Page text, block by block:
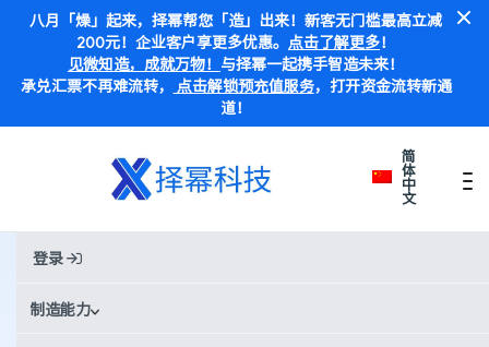
八月「燥」起来，择幂帮您「造」出来！新客无门槛最高立减
200元！企业客户享更多优惠。 点击了解更多！
见微知造，成就万物！ 与择幂一起携手智造未来！
承兑汇票不再难流转， 点击解锁预充值服务，打开资金流转新通
道！
简
体
中
文
登录
制造能力
Füllen 的桌面塑料注塑机
MiniMolder，由 Xometry择幂科技